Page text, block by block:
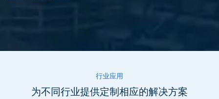
行业应用
为不同行业提供定制相应的解决方案